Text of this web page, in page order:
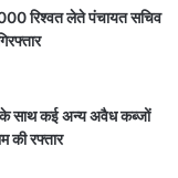
रिश्वत लेते पंचायत सचिव
के साथ कई अन्य अवैध कब्जों
की रफ्तार